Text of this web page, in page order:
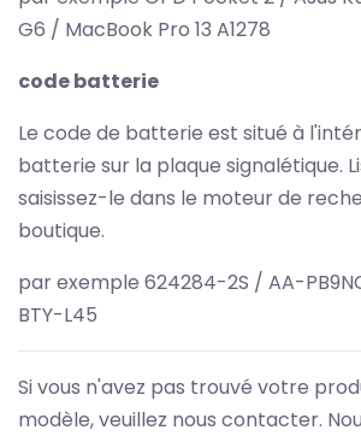
G6 / MacBook Pro 13 A1278
code batterie
Le code de batterie est situé à
batterie sur la plaque signalétique.
saisissez-le dans le moteur de
boutique.
par exemple 624284-2S / AA-
BTY-L45
Si vous n'avez pas trouvé votre
modèle, veuillez nous contacter.